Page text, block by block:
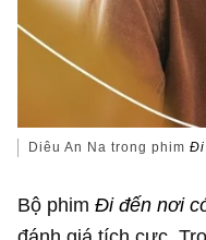
Diêu An Na trong phim Đi
Bộ phimĐi đến nơi